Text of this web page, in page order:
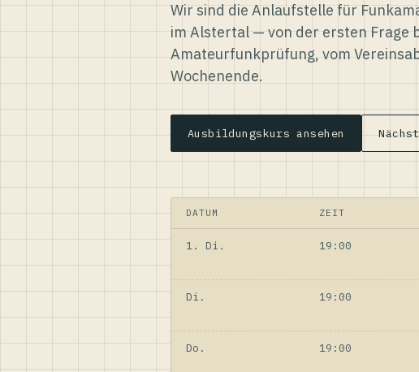
Wir sind die Anlaufstelle für
im Alstertal — von der ersten Frage
Amateurfunkprüfung, vom
Wochenende.
Ausbildungskurs ansehen
DATUM ZEIT
1. Di. 19:00
Di. 19:00
Do. 19:00